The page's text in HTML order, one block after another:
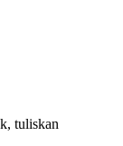
tuliskan